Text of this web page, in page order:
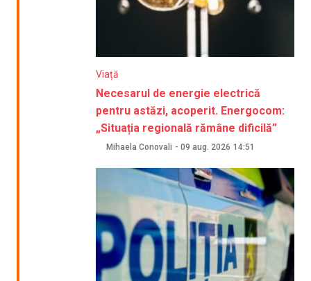
Viață
Necesarul de energie electrică
pentru astăzi, acoperit. Energocom:
„Situația regională rămâne dificilă”
Mihaela Conovali - 09 aug. 2026 14:51